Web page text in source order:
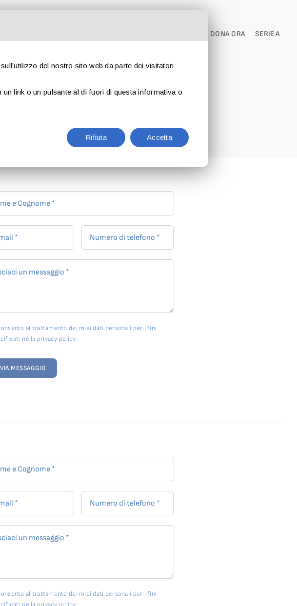
DONA ORA SERIE A
al trattamento dei miei dati personali per i fini
nella privacy policy.
MESSAGGIO
al trattamento dei miei dati personali per i fini
del nostro sito web da parte dei visitatori
link o un pulsante al di fuori di questa informativa o
Rifiuta Accetta